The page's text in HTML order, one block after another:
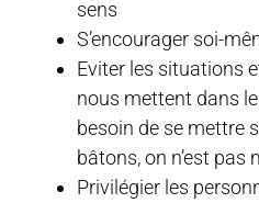
sens
S’encourager soi-
Eviter les situations
nous mettent dans le
besoin de se mettre
bâtons, on n’est pas
Privilégier les